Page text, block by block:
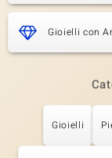
Gioielli con
Gioielli